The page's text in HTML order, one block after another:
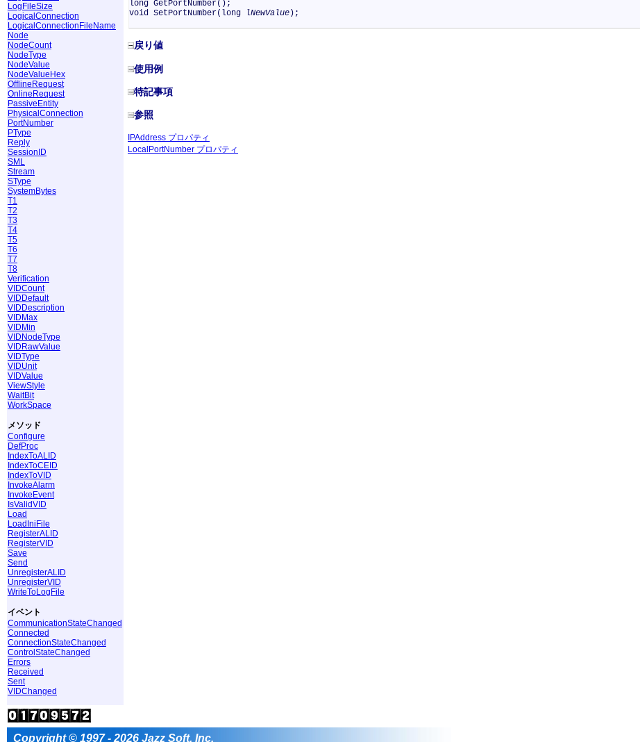
LogFileSize
LogicalConnection
LogicalConnectionFileName
Node
NodeCount
NodeType
NodeValue
NodeValueHex
OfflineRequest
OnlineRequest
PassiveEntity
PhysicalConnection
PortNumber
PType
Reply
SessionID
SML
Stream
SType
SystemBytes
T1
T2
T3
T4
T5
T6
T7
T8
Verification
VIDCount
VIDDefault
VIDDescription
VIDMax
VIDMin
VIDNodeType
VIDRawValue
VIDType
VIDUnit
VIDValue
ViewStyle
WaitBit
WorkSpace
メソッド
Configure
DefProc
IndexToALID
IndexToCEID
IndexToVID
InvokeAlarm
InvokeEvent
IsValidVID
Load
LoadIniFile
RegisterALID
RegisterVID
Save
Send
UnregisterALID
UnregisterVID
WriteToLogFile
イベント
CommunicationStateChanged
Connected
ConnectionStateChanged
ControlStateChanged
Errors
Received
Sent
VIDChanged
long GetPortNumber();
void SetPortNumber(long
lNewValue);
戻り値
使用例
特記事項
参照
IPAddress プロパティ
LocalPortNumber プロパティ
Copyright © 1997 - 2026 Jazz Soft, Inc.